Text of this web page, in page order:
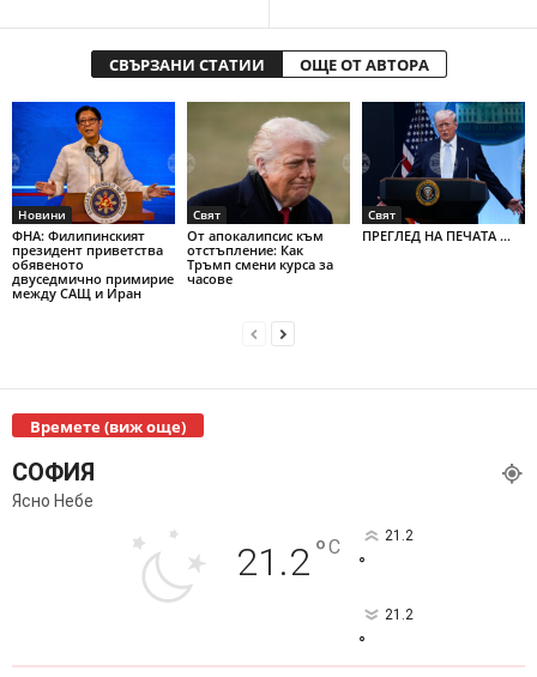
СВЪРЗАНИ СТАТИИ ОЩЕ ОТ АВТОРА
Новини
ФНА: Филипинският
президент приветства
обявеното
двуседмично примирие
между САЩ и Иран
Свят
От апокалипсис към
отстъпление: Как
Тръмп смени курса за
часове
Свят
ПРЕГЛЕД НА ПЕЧАТА ...
Времете (виж още)
СОФИЯ
Ясно Небе
21.2°C 21.2
°
21.2
°